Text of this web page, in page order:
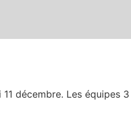
décembre. Les équipes 3